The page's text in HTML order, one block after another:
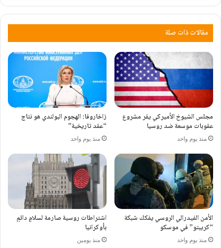
مقالات ذات صلة
مجلس الشيوخ الأميركي يقر مشروع
عقوبات موسعة ضد روسيا
منذ يوم واحد
زاخاروفا: الهجوم البولندي هو نتاج
“عقد تاريخية”
منذ يوم واحد
الأمن الفيدرالي الروسي يفكك شبكة
“كريبتو” في موسكو
منذ يوم واحد
اشتراطات روسية صارمة لسلامٍ دائمٍ
بأوكرانيا
منذ يومين